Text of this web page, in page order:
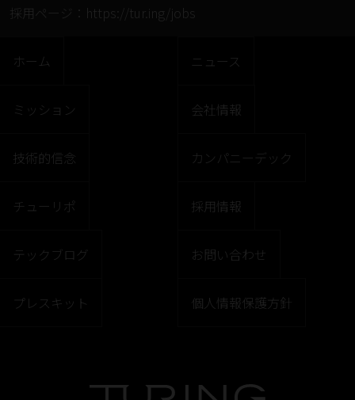
採⽤ページ： https://tur.ing/jobs
ホーム
ミッション
技術的信念
チューリポ
テックブログ
プレスキット
ニュース
会社情報
カンパニーデック
採用情報
お問い合わせ
個人情報保護方針